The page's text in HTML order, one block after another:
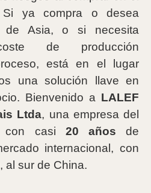
Si ya compra o desea
de Asia, o si necesita
de producción
está en el lugar
una solución llave en
Bienvenido a LALEF
Ltda, una empresa del
con casi 20 años de
internacional, con
al sur de China.